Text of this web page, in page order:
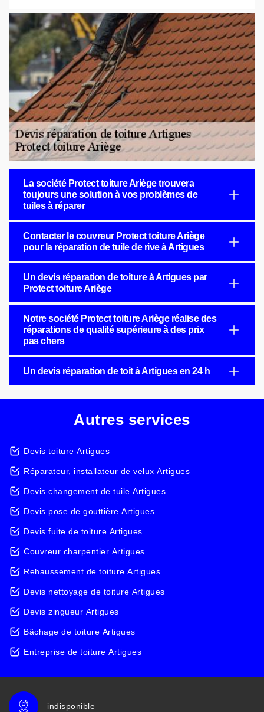
La société Protect toiture Ariège trouvera
toujours une solution à vos problèmes de
tuiles à réparer
Contacter le couvreur Protect toiture Ariège
pour la réparation de tuile de rive à Artigues
Un devis réparation de toiture à Artigues par
Protect toiture Ariège
Notre société Protect toiture Ariège réalise des
réparations de qualité supérieure à des prix
pas chers
Un devis réparation de toit à Artigues en 24 h
Autres services
Devis toiture Artigues
Réparateur, installateur de velux Artigues
Devis changement de tuile Artigues
Devis pose de gouttière Artigues
Devis fuite de toiture Artigues
Couvreur charpentier Artigues
Rehaussement de toiture Artigues
Devis nettoyage de toiture Artigues
Devis zingueur Artigues
Bâchage de toiture Artigues
Entreprise de toiture Artigues
indisponible